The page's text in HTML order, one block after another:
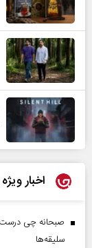
اخبار ویژه
سلیقه‌ها